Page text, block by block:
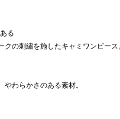
る
クの刺繍を施したキャミワンピース
わらかさのある素材。